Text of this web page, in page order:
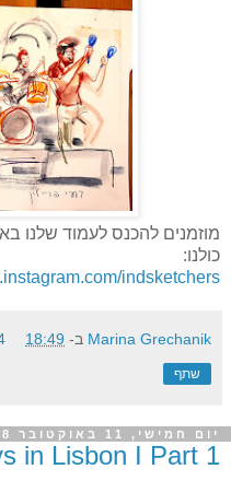
מוזמנים להכנס לעמוד שלנו
כולנו:
indsketchers/
Marina Grechanik ב- 18:49
4
שתף
יום חמישי, 11 באוקטובר 2018
in Lisbon I Part 1